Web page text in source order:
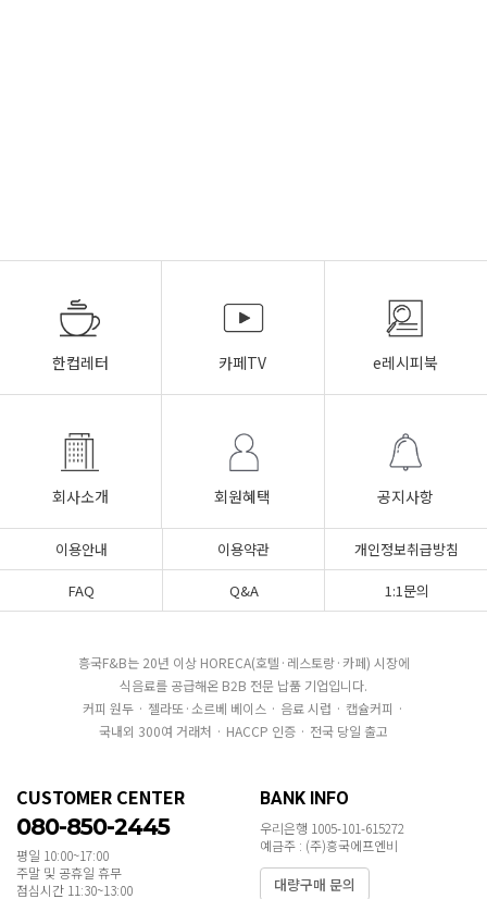
한컵레터 카페TV e레시피북
회사소개 회원혜택 공지사항
이용안내 이용약관
개인정보취급방침
FAQ
Q&A 1:1문의
흥국F&B는 20년 이상 HORECA(호텔·레스토랑·카페) 시장에
식음료를 공급해온 B2B 전문 납품 기업입니다.
커피 원두 · 젤라또·소르베 베이스 · 음료 시럽 · 캡슐커피 ·
국내외 300여 거래처 · HACCP 인증 · 전국 당일 출고
CUSTOMER CENTER
080-850-2445
평일 10:00~17:00
주말 및 공휴일 휴무
점심시간 11:30~13:00
BANK INFO
우리은행 1005-101-615272
예금주 : (주)흥국에프엔비
대량구매 문의